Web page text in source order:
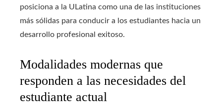
posiciona a la ULatina como una de las instituciones
más sólidas para conducir a los estudiantes hacia un
desarrollo profesional exitoso.
Modalidades modernas que
responden a las necesidades del
estudiante actual